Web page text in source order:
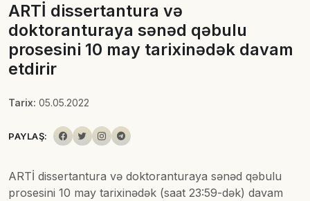
ARTİ dissertantura və
doktoranturaya sənəd qəbulu
prosesini 10 may tarixinədək davam
etdirir
Tarix: 05.05.2022
PAYLAŞ:
ARTİ dissertantura və doktoranturaya sənəd qəbulu
prosesini 10 may tarixinədək (saat 23:59-dək) davam